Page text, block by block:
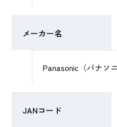
メーカー名
Panasonic（パナソ
JANコード